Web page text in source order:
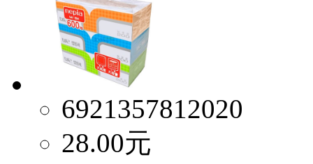
6921357812020
28.00元